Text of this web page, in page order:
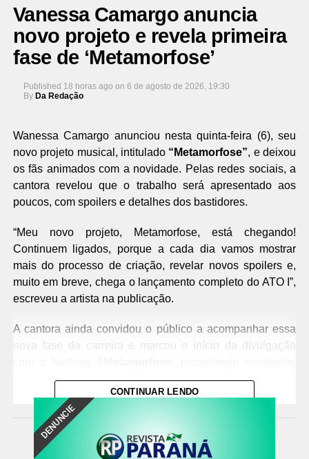
Vanessa Camargo anuncia
novo projeto e revela primeira
fase de ‘Metamorfose’
Published 18 horas ago on 6 de agosto de 2026, 19:30
By Da Redação
Wanessa Camargo anunciou nesta quinta-feira (6), seu
novo projeto musical, intitulado “Metamorfose”, e deixou
os fãs animados com a novidade. Pelas redes sociais, a
cantora revelou que o trabalho será apresentado aos
poucos, com spoilers e detalhes dos bastidores.
“Meu novo projeto, Metamorfose, está chegando!
Continuem ligados, porque a cada dia vamos mostrar
mais do processo de criação, revelar novos spoilers e,
muito em breve, chega o lançamento completo do ATO I”,
escreveu a artista na publicação.
A cantora ainda convidou o público a acompanhar essa
nova fase da carreira e marcou o início da divulgação
nos próximos dias. Confira abaixo:
CONTINUAR LENDO
DENUNCIE